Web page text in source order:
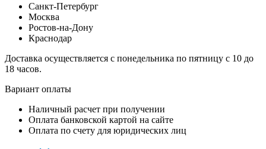
Санкт-Петербург
Москва
Ростов-на-Дону
Краснодар
Доставка осуществляется с понедельника по пятницу с 10 до
18 часов.
Вариант оплаты
Наличный расчет при получении
Оплата банковской картой на сайте
Оплата по счету для юридических лиц